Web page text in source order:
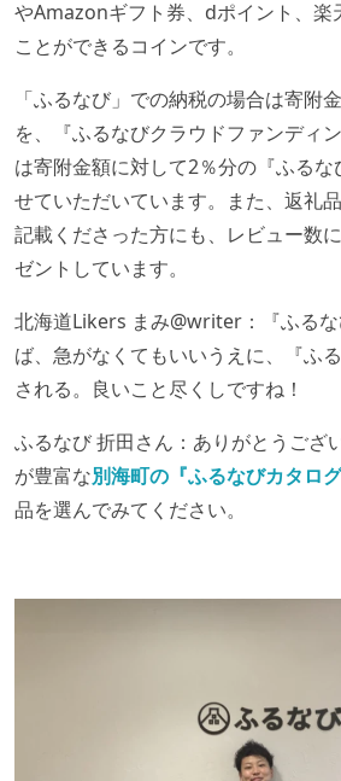
やAmazonギフト券、dポイント、楽
ことができるコインです。
「ふるなび」での納税の場合は寄附
を、『ふるなびクラウドファンディ
は寄附金額に対して2％分の『ふるな
せていただいています。また、返礼
記載くださった方にも、レビュー数
ゼントしています。
北海道Likers まみ@writer：『ふるな
ば、急がなくてもいいうえに、『ふ
される。良いこと尽くしですね！
ふるなび 折田さん：ありがとうご
が豊富な別海町の『ふるなびカタログ
品を選んでみてください。